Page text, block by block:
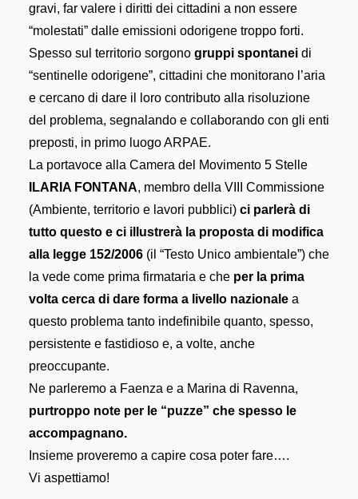
gravi, far valere i diritti dei cittadini a non essere
“molestati” dalle emissioni odorigene troppo forti.
Spesso sul territorio sorgono gruppi spontanei di
“sentinelle odorigene”, cittadini che monitorano l’aria
e cercano di dare il loro contributo alla risoluzione
del problema, segnalando e collaborando con gli enti
preposti, in primo luogo ARPAE.
La portavoce alla Camera del Movimento 5 Stelle
ILARIA FONTANA, membro della VIII Commissione
(Ambiente, territorio e lavori pubblici) ci parlerà di
tutto questo e ci illustrerà la proposta di modifica
alla legge 152/2006 (il “Testo Unico ambientale”) che
la vede come prima firmataria e che per la prima
volta cerca di dare forma a livello nazionale a
questo problema tanto indefinibile quanto, spesso,
persistente e fastidioso e, a volte, anche
preoccupante.
Ne parleremo a Faenza e a Marina di Ravenna,
purtroppo note per le “puzze” che spesso le
accompagnano.
Insieme proveremo a capire cosa poter fare….
Vi aspettiamo!